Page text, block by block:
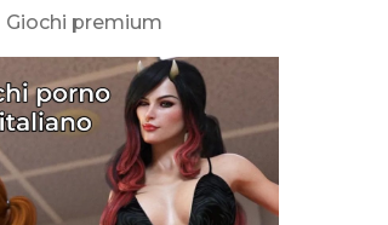
Giochi premium